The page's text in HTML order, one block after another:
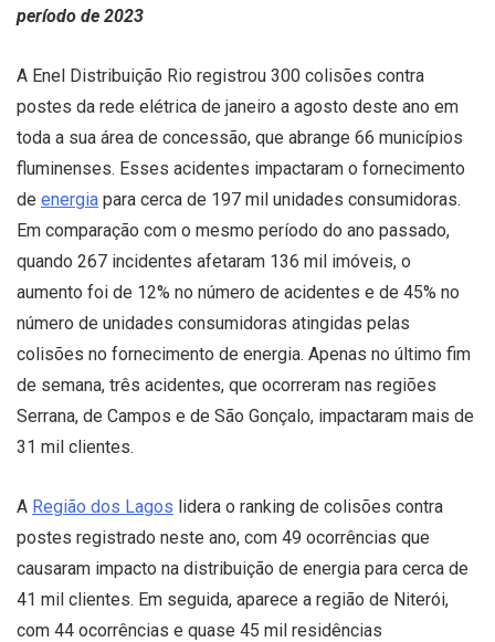
período de 2023
A Enel Distribuição Rio registrou 300 colisões contra
postes da rede elétrica de janeiro a agosto deste ano em
toda a sua área de concessão, que abrange 66 municípios
fluminenses. Esses acidentes impactaram o fornecimento
de energia para cerca de 197 mil unidades consumidoras.
Em comparação com o mesmo período do ano passado,
quando 267 incidentes afetaram 136 mil imóveis, o
aumento foi de 12% no número de acidentes e de 45% no
número de unidades consumidoras atingidas pelas
colisões no fornecimento de energia. Apenas no último fim
de semana, três acidentes, que ocorreram nas regiões
Serrana, de Campos e de São Gonçalo, impactaram mais de
31 mil clientes.
A Região dos Lagos lidera o ranking de colisões contra
postes registrado neste ano, com 49 ocorrências que
causaram impacto na distribuição de energia para cerca de
41 mil clientes. Em seguida, aparece a região de Niterói,
com 44 ocorrências e quase 45 mil residências